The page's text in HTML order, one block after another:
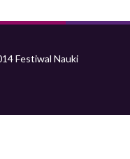
Festiwal Nauki